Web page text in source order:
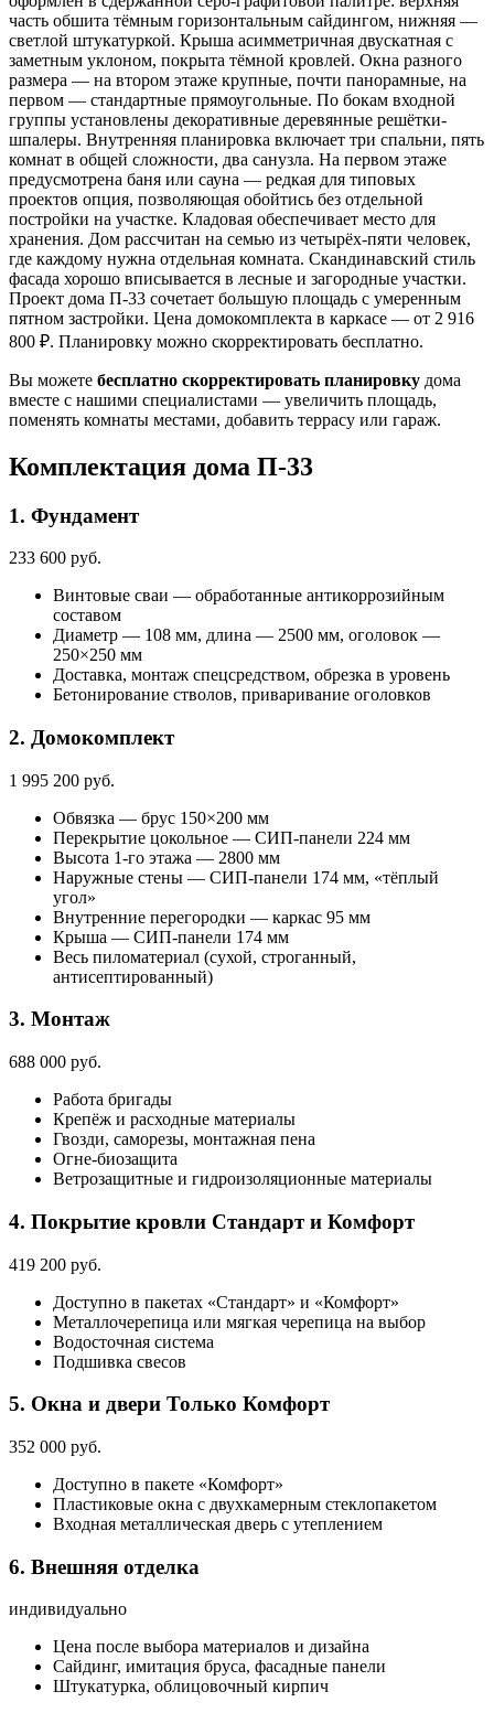
часть обшита тёмным горизонтальным сайдингом, нижняя —
светлой штукатуркой. Крыша асимметричная двускатная с
заметным уклоном, покрыта тёмной кровлей. Окна разного
размера — на втором этаже крупные, почти панорамные, на
первом — стандартные прямоугольные. По бокам входной
группы установлены декоративные деревянные решётки-
шпалеры. Внутренняя планировка включает три спальни, пять
комнат в общей сложности, два санузла. На первом этаже
предусмотрена баня или сауна — редкая для типовых
проектов опция, позволяющая обойтись без отдельной
постройки на участке. Кладовая обеспечивает место для
хранения. Дом рассчитан на семью из четырёх-пяти человек,
где каждому нужна отдельная комната. Скандинавский стиль
фасада хорошо вписывается в лесные и загородные участки.
Проект дома П-33 сочетает большую площадь с умеренным
пятном застройки. Цена домокомплекта в каркасе — от 2 916
800 ₽. Планировку можно скорректировать бесплатно.
Вы можете бесплатно скорректировать планировку дома
вместе с нашими специалистами — увеличить площадь,
поменять комнаты местами, добавить террасу или гараж.
Комплектация дома П-33
1. Фундамент
233 600 руб.
Винтовые сваи — обработанные антикоррозийным
составом
Диаметр — 108 мм, длина — 2500 мм, оголовок —
250×250 мм
Доставка, монтаж спецсредством, обрезка в уровень
Бетонирование стволов, приваривание оголовков
2. Домокомплект
1 995 200 руб.
Обвязка — брус 150×200 мм
Перекрытие цокольное — СИП-панели 224 мм
Высота 1-го этажа — 2800 мм
Наружные стены — СИП-панели 174 мм, «тёплый
угол»
Внутренние перегородки — каркас 95 мм
Крыша — СИП-панели 174 мм
Весь пиломатериал (сухой, строганный,
антисептированный)
3. Монтаж
688 000 руб.
Работа бригады
Крепёж и расходные материалы
Гвозди, саморезы, монтажная пена
Огне-биозащита
Ветрозащитные и гидроизоляционные материалы
4. Покрытие кровли Стандарт и Комфорт
419 200 руб.
Доступно в пакетах «Стандарт» и «Комфорт»
Металлочерепица или мягкая черепица на выбор
Водосточная система
Подшивка свесов
5. Окна и двери Только Комфорт
352 000 руб.
Доступно в пакете «Комфорт»
Пластиковые окна с двухкамерным стеклопакетом
Входная металлическая дверь с утеплением
6. Внешняя отделка
индивидуально
Цена после выбора материалов и дизайна
Сайдинг, имитация бруса, фасадные панели
Штукатурка, облицовочный кирпич